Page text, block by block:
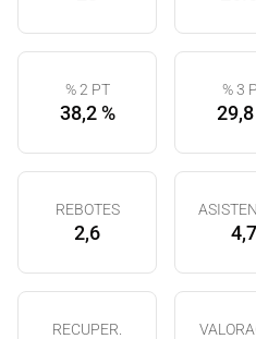
% 2 PT
38,2 %
% 3
29,8
REBOTES
2,6 4,7
RECUPER.